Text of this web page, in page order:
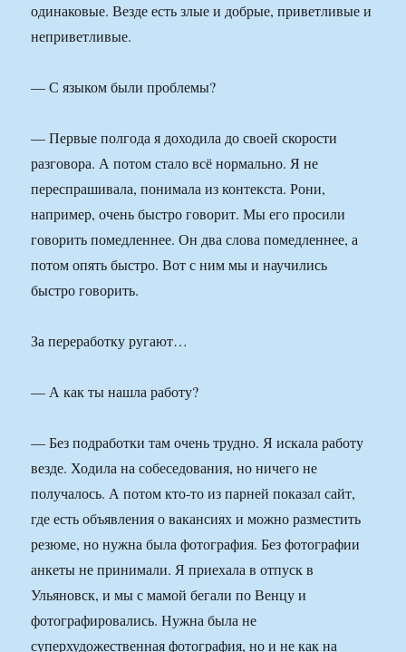
одинаковые. Везде есть злые и добрые, приветливые и
неприветливые.
— С языком были проблемы?
— Первые полгода я доходила до своей скорости
разговора. А потом стало всё нормально. Я не
переспрашивала, понимала из контекста. Рони,
например, очень быстро говорит. Мы его просили
говорить помедленнее. Он два слова помедленнее, а
потом опять быстро. Вот с ним мы и научились
быстро говорить.
За переработку ругают…
— А как ты нашла работу?
— Без подработки там очень трудно. Я искала работу
везде. Ходила на собеседования, но ничего не
получалось. А потом кто-то из парней показал сайт,
где есть объявления о вакансиях и можно разместить
резюме, но нужна была фотография. Без фотографии
анкеты не принимали. Я приехала в отпуск в
Ульяновск, и мы с мамой бегали по Венцу и
фотографировались. Нужна была не
суперхудожественная фотография, но и не как на